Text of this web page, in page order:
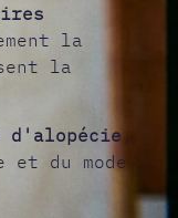
la
la
d'alopécie ,
du mode